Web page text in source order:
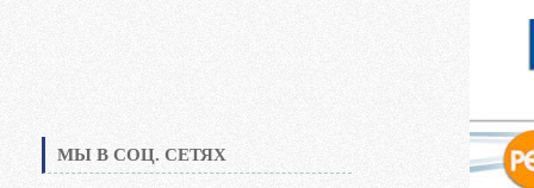
МЫ В СОЦ. СЕТЯХ